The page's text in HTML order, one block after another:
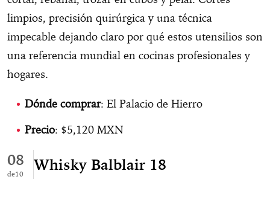
limpios, precisión quirúrgica y una técnica
impecable dejando claro por qué estos utensilios son
una referencia mundial en cocinas profesionales y
hogares.
Dónde comprar: El Palacio de Hierro
Precio: $5,120 MXN
08
10
Whisky Balblair 18